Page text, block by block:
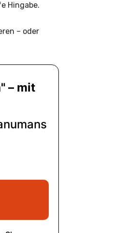
Hingabe.
– oder